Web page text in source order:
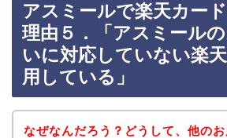
アスミールで楽天カー
理由５．「アスミール
いに対応していない楽
用している」
なぜなんだろう？どうして、他の